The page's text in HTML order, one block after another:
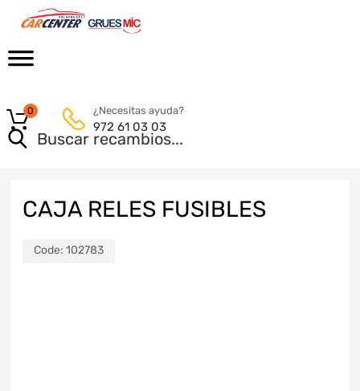
¿Necesitas ayuda?
972 61 03 03
0
CAJA RELES FUSIBLES
Code: 102783